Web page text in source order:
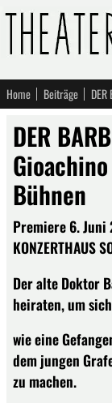
Home Beiträge
DER
Bühnen
Premiere 6. Juni
KONZERTHAUS
Der alte Doktor
heiraten, um
wie eine
dem jungen
zu machen.